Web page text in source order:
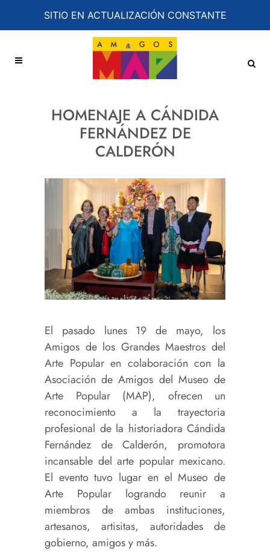
SITIO EN ACTUALIZACIÓN CONSTANTE
HOMENAJE A CÁNDIDA
FERNÁNDEZ DE
CALDERÓN
El pasado lunes 19 de mayo, los
Amigos de los Grandes Maestros del
Arte Popular en colaboración con la
Asociación de Amigos del Museo de
Arte Popular (MAP), ofrecen un
reconocimiento a la trayectoria
profesional de la historiadora Cándida
Fernández de Calderón, promotora
incansable del arte popular mexicano.
El evento tuvo lugar en el Museo de
Arte Popular logrando reunir a
miembros de ambas instituciones,
artesanos, artisitas, autoridades de
gobierno, amigos y más.